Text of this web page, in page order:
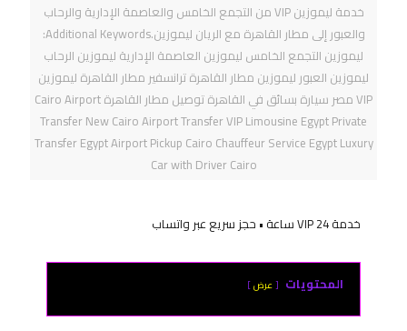
خدمة ليموزين VIP من التجمع الخامس والعاصمة الإدارية والرحاب
والعبور إلى مطار القاهرة مع الريان ليموزين.Additional Keywords:
ليموزين التجمع الخامس ليموزين العاصمة الإدارية ليموزين الرحاب
ليموزين العبور ليموزين مطار القاهرة ترانسفير مطار القاهرة ليموزين
VIP مصر سيارة بسائق في القاهرة توصيل مطار القاهرة Cairo Airport
Transfer New Cairo Airport Transfer VIP Limousine Egypt Private
Transfer Egypt Airport Pickup Cairo Chauffeur Service Egypt Luxury
Car with Driver Cairo
خدمة VIP 24 ساعة • حجز سريع عبر واتساب
المحتويات عرض